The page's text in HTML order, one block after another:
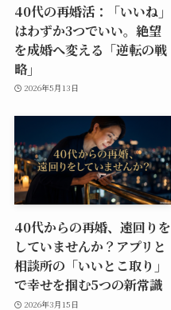
40代の再婚活：「いいね」
はわずか3つでいい。絶望
を成婚へ変える「逆転の戦
略」
2026年5月13日
40代からの再婚、遠回りを
していませんか？アプリと
相談所の「いいとこ取り」
で幸せを掴む5つの新常識
2026年3月15日